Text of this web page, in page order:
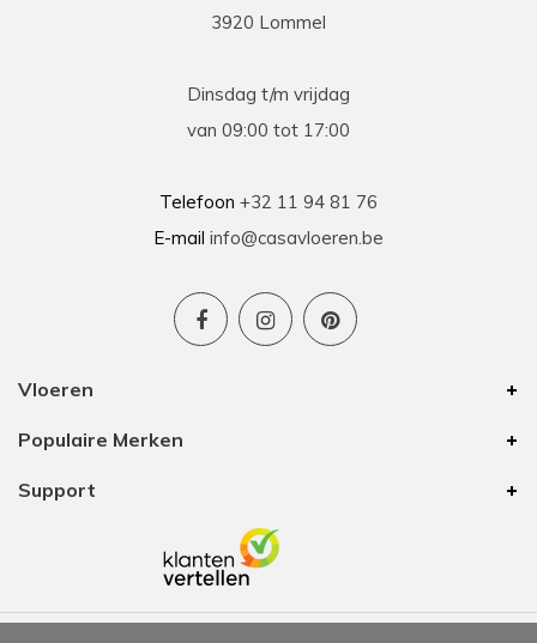
3920 Lommel
Dinsdag t/m vrijdag
van 09:00 tot 17:00
Telefoon +32 11 94 81 76
E-mail info@casavloeren.be
Vloeren
Populaire Merken
Support